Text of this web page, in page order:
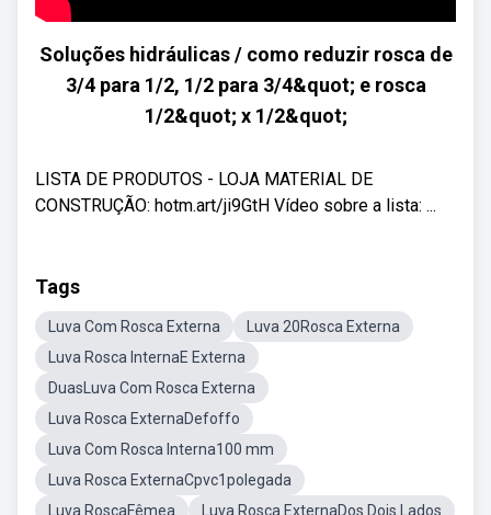
Soluções hidráulicas / como reduzir rosca de
3/4 para 1/2, 1/2 para 3/4&quot; e rosca
1/2&quot; x 1/2&quot;
LISTA DE PRODUTOS - LOJA MATERIAL DE
CONSTRUÇÃO: hotm.art/ji9GtH Vídeo sobre a lista: ...
Tags
Luva Com Rosca Externa
Luva 20Rosca Externa
Luva Rosca InternaE Externa
DuasLuva Com Rosca Externa
Luva Rosca ExternaDefoffo
Luva Com Rosca Interna100 mm
Luva Rosca ExternaCpvc1polegada
Luva RoscaFêmea
Luva Rosca ExternaDos Dois Lados